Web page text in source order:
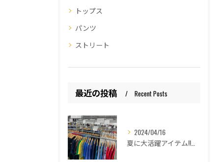
トップス
パンツ
ストリート
最近の投稿 Recent Posts
2024/04/16